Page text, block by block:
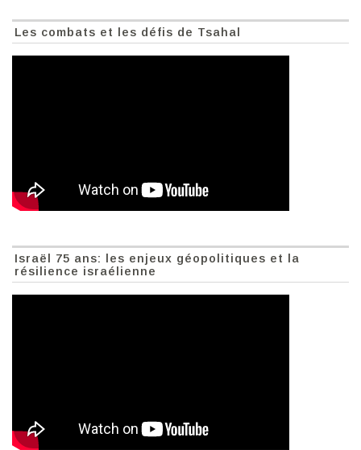
Les combats et les défis de Tsahal
Israël 75 ans: les enjeux géopolitiques et la
résilience israélienne